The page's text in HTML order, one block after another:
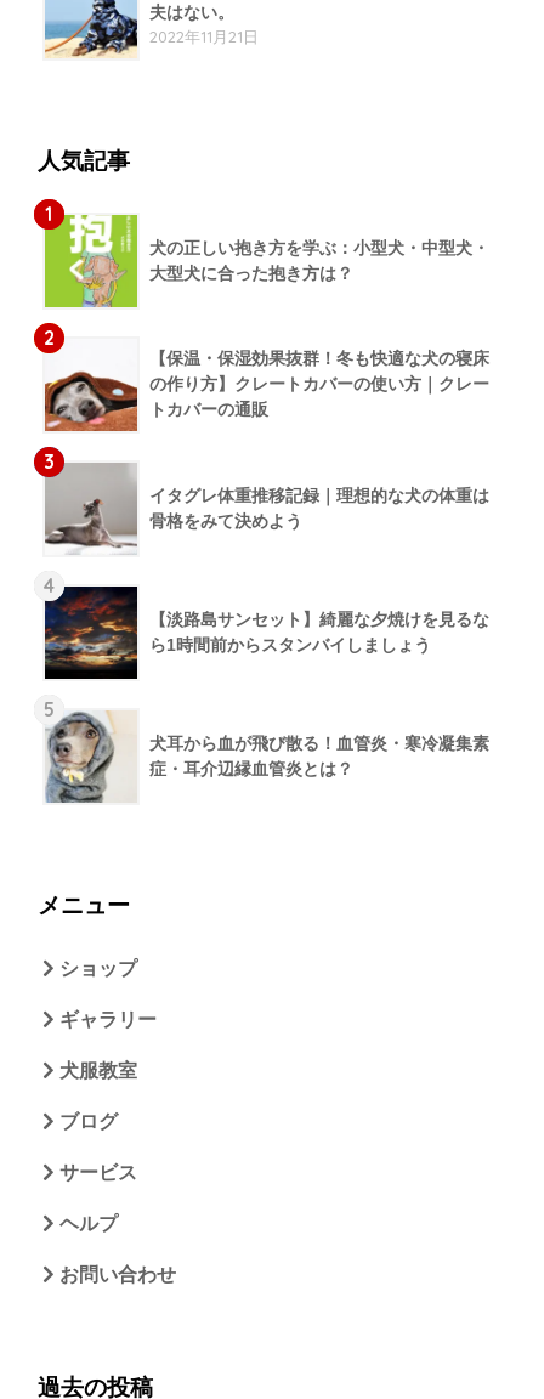
夫はない。
2022年11月21日
人気記事
1
犬の正しい抱き方を学ぶ：小型犬・中型犬・
大型犬に合った抱き方は？
2
【保温・保湿効果抜群！冬も快適な犬の寝床
の作り方】クレートカバーの使い方｜クレー
トカバーの通販
3
イタグレ体重推移記録｜理想的な犬の体重は
骨格をみて決めよう
4
【淡路島サンセット】綺麗な夕焼けを見るな
ら1時間前からスタンバイしましょう
5
犬耳から血が飛び散る！血管炎・寒冷凝集素
症・耳介辺縁血管炎とは？
メニュー
ショップ
ギャラリー
犬服教室
ブログ
サービス
ヘルプ
お問い合わせ
過去の投稿